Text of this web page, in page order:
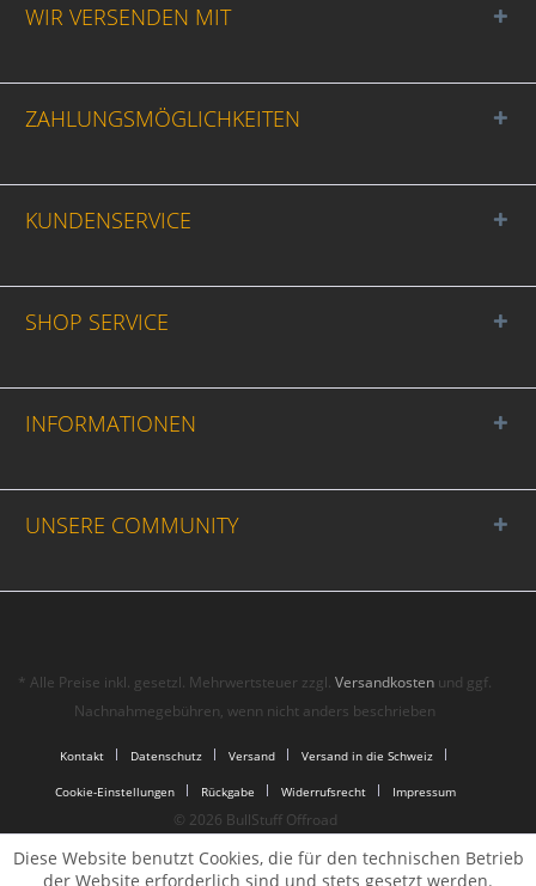
WIR VERSENDEN MIT
ZAHLUNGSMÖGLICHKEITEN
KUNDENSERVICE
SHOP SERVICE
INFORMATIONEN
UNSERE COMMUNITY
* Alle Preise inkl. gesetzl. Mehrwertsteuer zzgl.Versandkosten und ggf.
Nachnahmegebühren, wenn nicht anders beschrieben
Kontakt Datenschutz Versand Versand in die Schweiz
Cookie-Einstellungen Rückgabe Widerrufsrecht Impressum
© 2026 BullStuff Offroad
Diese Website benutzt Cookies, die für den technischen Betrieb
der Website erforderlich sind und stets gesetzt werden.